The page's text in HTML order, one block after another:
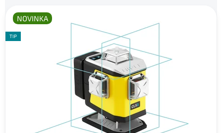
NOVINKA
TIP